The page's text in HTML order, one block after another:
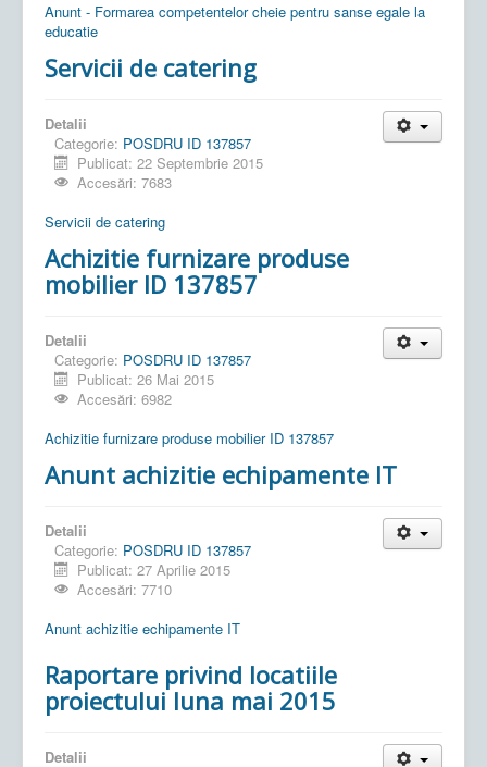
Anunt - Formarea competentelor cheie pentru sanse egale la
educatie
Servicii de catering
Detalii
Categorie: POSDRU ID 137857
Publicat: 22 Septembrie 2015
Accesări: 7683
Servicii de catering
Achizitie furnizare produse
mobilier ID 137857
Detalii
Categorie: POSDRU ID 137857
Publicat: 26 Mai 2015
Accesări: 6982
Achizitie furnizare produse mobilier ID 137857
Anunt achizitie echipamente IT
Detalii
Categorie: POSDRU ID 137857
Publicat: 27 Aprilie 2015
Accesări: 7710
Anunt achizitie echipamente IT
Raportare privind locatiile
proiectului luna mai 2015
Detalii